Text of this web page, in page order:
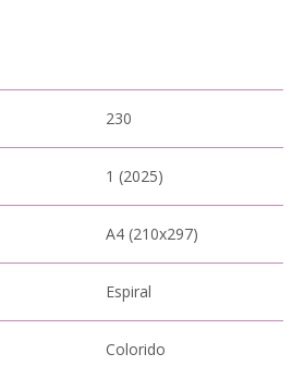
230
1 (2025)
A4 (210x297)
Espiral
Colorido